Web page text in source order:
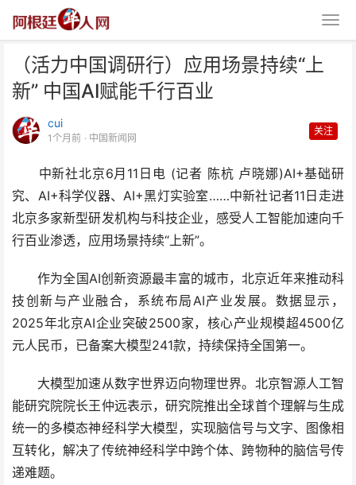
（活力中国调研行）应用场景持续“上
新” 中国AI赋能千行百业
cui
1个月前 · 中国新闻网
关注
中新社北京6月11日电 (记者 陈杭 卢晓娜)AI+基础研
究、AI+科学仪器、AI+黑灯实验室……中新社记者11日走进
北京多家新型研发机构与科技企业，感受人工智能加速向千
行百业渗透，应用场景持续“上新”。
作为全国AI创新资源最丰富的城市，北京近年来推动科
技创新与产业融合，系统布局AI产业发展。数据显示，
2025年北京AI企业突破2500家，核心产业规模超4500亿
元人民币，已备案大模型241款，持续保持全国第一。
大模型加速从数字世界迈向物理世界。北京智源人工智
能研究院院长王仲远表示，研究院推出全球首个理解与生成
统一的多模态神经科学大模型，实现脑信号与文字、图像相
互转化，解决了传统神经科学中跨个体、跨物种的脑信号传
递难题。
（活力中国调研行）应用场景持续
“上新” 中国AI赋能